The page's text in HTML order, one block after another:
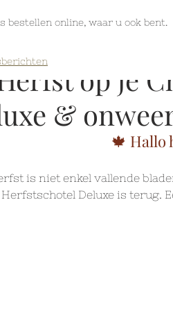
op je
&
🍁 Hallo
is niet enkel vallende
Deluxe is terug.
bestellen online, waar u ook bent.